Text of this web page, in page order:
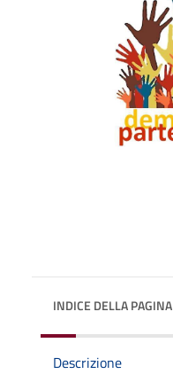
INDICE DELLA PAGINA
Descrizione